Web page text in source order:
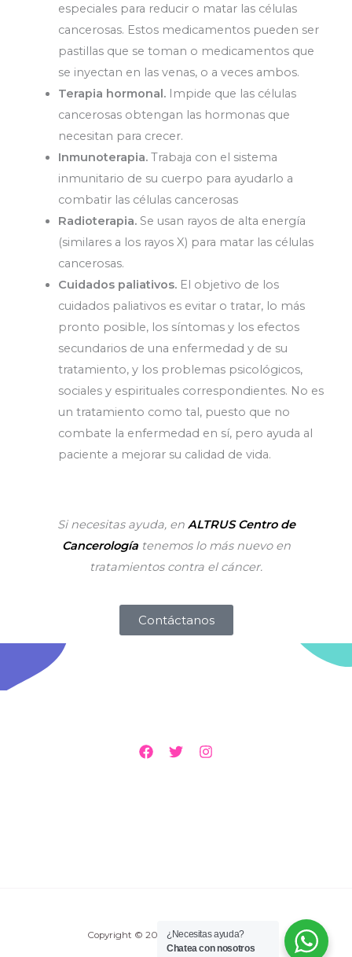
especiales para reducir o matar las células
cancerosas. Estos medicamentos pueden ser
pastillas que se toman o medicamentos que
se inyectan en las venas, o a veces ambos.
Terapia hormonal. Impide que las células
cancerosas obtengan las hormonas que
necesitan para crecer.
Inmunoterapia. Trabaja con el sistema
inmunitario de su cuerpo para ayudarlo a
combatir las células cancerosas
Radioterapia. Se usan rayos de alta energía
(similares a los rayos X) para matar las células
cancerosas.
Cuidados paliativos.El objetivo de los
cuidados paliativos es evitar o tratar, lo más
pronto posible, los síntomas y los efectos
secundarios de una enfermedad y de su
tratamiento, y los problemas psicológicos,
sociales y espirituales correspondientes. No es
un tratamiento como tal, puesto que no
combate la enfermedad en sí, pero ayuda al
paciente a mejorar su calidad de vida.
Si necesitas ayuda, en ALTRUS Centro de
Cancerologíatenemos lo más nuevo en
tratamientos contra el cáncer.
Contáctanos
Copyright © 2026 ALTRUS cancerología
¿Necesitas ayuda?
Chatea con nosotros